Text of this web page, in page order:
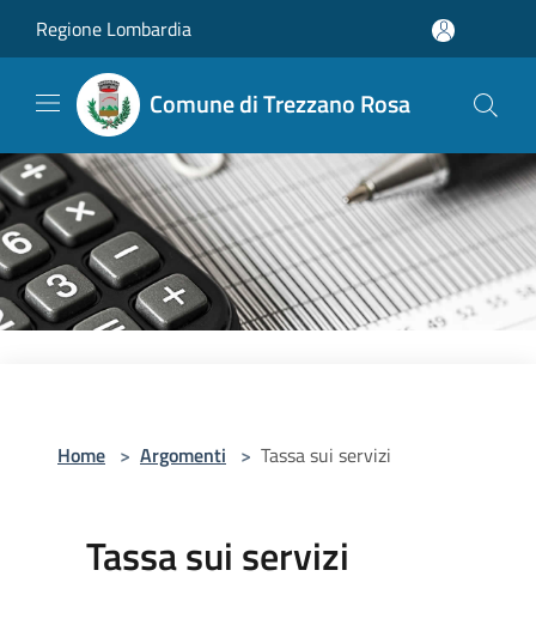
Regione Lombardia
Comune di Trezzano Rosa
Home > Argomenti > Tassa sui servizi
Tassa sui servizi